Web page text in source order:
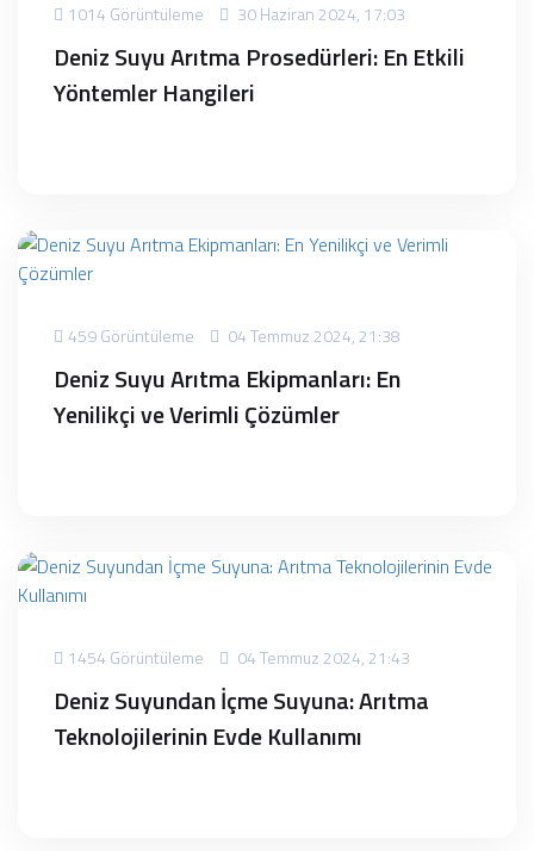
1014 Görüntüleme 30 Haziran 2024, 17:03
Deniz Suyu Arıtma Prosedürleri: En Etkili
Yöntemler Hangileri
459 Görüntüleme 04 Temmuz 2024, 21:38
Deniz Suyu Arıtma Ekipmanları: En
Yenilikçi ve Verimli Çözümler
1454 Görüntüleme 04 Temmuz 2024, 21:43
Deniz Suyundan İçme Suyuna: Arıtma
Teknolojilerinin Evde Kullanımı